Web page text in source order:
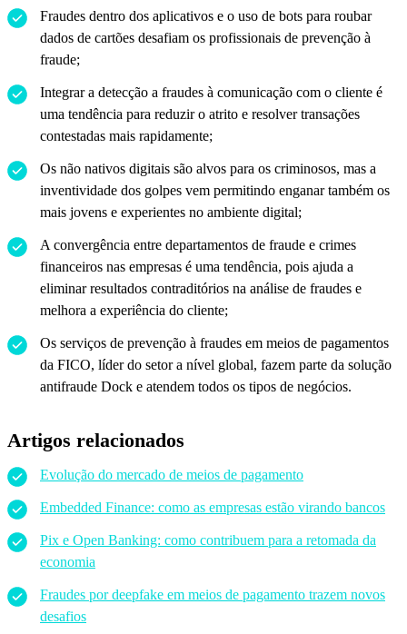
Fraudes dentro dos aplicativos e o uso de bots para roubar
dados de cartões desafiam os profissionais de prevenção à
fraude;
Integrar a detecção a fraudes à comunicação com o cliente é
uma tendência para reduzir o atrito e resolver transações
contestadas mais rapidamente;
Os não nativos digitais são alvos para os criminosos, mas a
inventividade dos golpes vem permitindo enganar também os
mais jovens e experientes no ambiente digital;
A convergência entre departamentos de fraude e crimes
financeiros nas empresas é uma tendência, pois ajuda a
eliminar resultados contraditórios na análise de fraudes e
melhora a experiência do cliente;
Os serviços de prevenção à fraudes em meios de pagamentos
da FICO, líder do setor a nível global, fazem parte da solução
antifraude Dock e atendem todos os tipos de negócios.
Artigos relacionados
Evolução do mercado de meios de pagamento
Embedded Finance: como as empresas estão virando bancos
Pix e Open Banking: como contribuem para a retomada da
economia
Fraudes por deepfake em meios de pagamento trazem novos
desafios